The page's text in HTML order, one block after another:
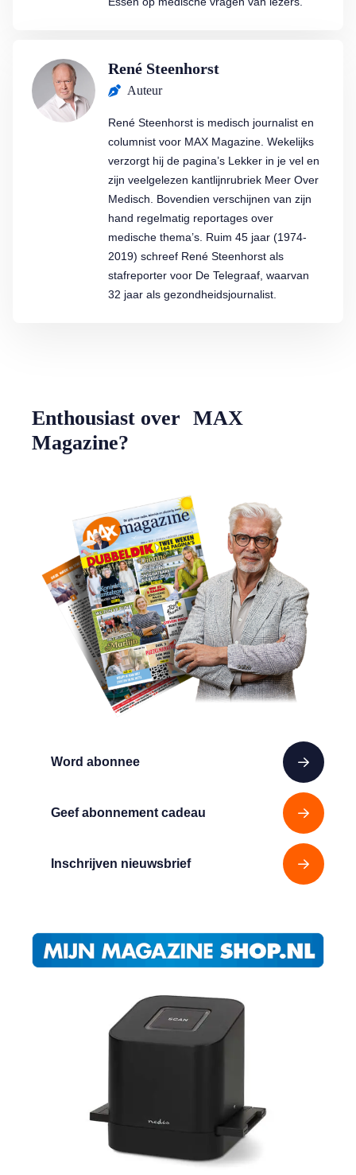
René Steenhorst
Auteur
René Steenhorst is medisch journalist en
columnist voor MAX Magazine. Wekelijks
verzorgt hij de pagina’s Lekker in je vel en
zijn veelgelezen kantlijnrubriek Meer Over
Medisch. Bovendien verschijnen van zijn
hand regelmatig reportages over
medische thema’s. Ruim 45 jaar (1974-
2019) schreef René Steenhorst als
stafreporter voor De Telegraaf, waarvan
32 jaar als gezondheidsjournalist.
Word abonnee
Geef abonnement cadeau
Inschrijven nieuwsbrief
Enthousiast over MAX
Magazine?